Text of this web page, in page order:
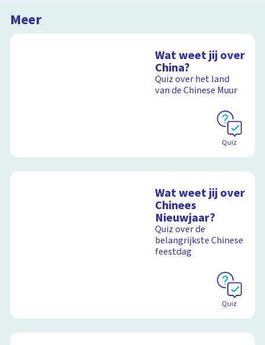
Meer
Wat weet jij over
China?
Quiz over het land
van de Chinese Muur
Quiz
Wat weet jij over
Chinees
Nieuwjaar?
Quiz over de
belangrijkste Chinese
feestdag
Quiz